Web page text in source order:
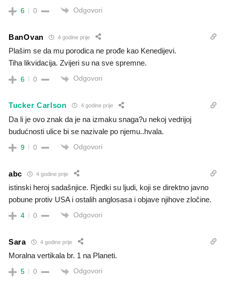
6 0 Odgovori
BanOvan 4 godine prije
Plašim se da mu porodica ne prođe kao Kenedijevi.
Tiha likvidacija. Zvijeri su na sve spremne.
6 0 Odgovori
Tucker Carlson 4 godine prije
Da li je ovo znak da je na izmaku snaga?u nekoj vedrijoj
budućnosti ulice bi se nazivale po njemu..hvala.
9 0 Odgovori
abc 4 godine prije
istinski heroj sadašnjice. Rjedki su ljudi, koji se direktno javno
pobune protiv USA i ostalih anglosasa i objave njihove zločine.
4 0 Odgovori
Sara 4 godine prije
Moralna vertikala br. 1 na Planeti.
5 0 Odgovori